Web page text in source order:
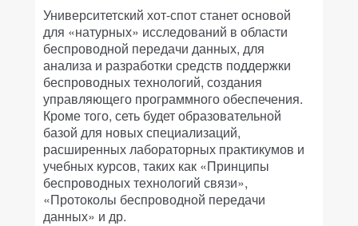
Университетский хот-спот станет основой
для «натурных» исследований в области
беспроводной передачи данных, для
анализа и разработки средств поддержки
беспроводных технологий, создания
управляющего программного обеспечения.
Кроме того, сеть будет образовательной
базой для новых специализаций,
расширенных лабораторных практикумов и
учебных курсов, таких как «Принципы
беспроводных технологий связи»,
«Протоколы беспроводной передачи
данных» и др.